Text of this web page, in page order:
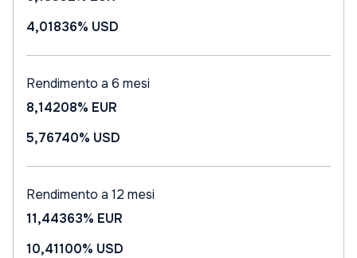
4,01836% USD
Rendimento a 6 mesi
8,14208% EUR
5,76740% USD
Rendimento a 12 mesi
11,44363% EUR
10,41100% USD